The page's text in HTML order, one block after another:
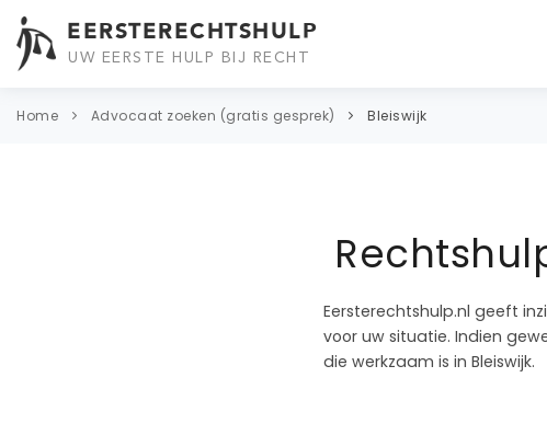
EERSTERECHTSHULP
UW EERSTE HULP BIJ RECHT
Home Advocaat zoeken (gratis gesprek) Bleiswijk
Eersterechtshulp.nl geeft
voor uw situatie. Indien
die werkzaam is in Bleiswijk.